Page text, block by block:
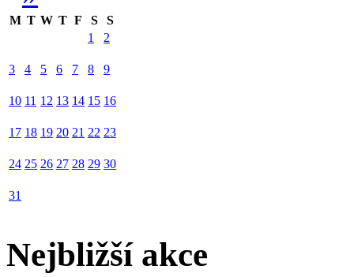
M T W T F S
S
1
2
3 4 5 6 7 8 9
10 11 12 13 14 15 16
17 18 19 20 21 22 23
24 25 26 27 28 29 30
31
Nejbližší akce